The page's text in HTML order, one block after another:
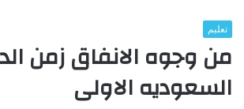
تعليم
من وجوه الانفاق زمن
السعوديه الاولى